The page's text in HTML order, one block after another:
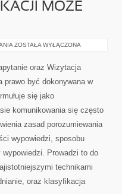
MOŻE
KONTROLA
MOŻE
BYĆ
W
ZOSTAŁA WYŁĄCZONA
oraz Wizytacja
prawo być dokonywana w
się jako
komunikowania się często
zasad porozumiewania
wypowiedzi, sposobu
Prowadzi to do
technikami
oraz klasyfikacja